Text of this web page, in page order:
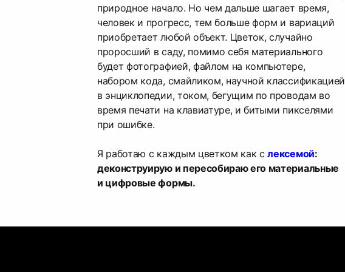
природное начало. Но чем дальше шагает время,
человек и прогресс, тем больше форм и вариаций
приобретает любой объект. Цветок, случайно
проросший в саду, помимо себя материального
будет фотографией, файлом на компьютере,
набором кода, смайликом, научной классификацией
в энциклопедии, током, бегущим по проводам во
время печати на клавиатуре, и битыми пикселями
при ошибке.
Я работаю с каждым цветком как слексемой:
деконструирую и пересобираю его материальные
и цифровые формы.